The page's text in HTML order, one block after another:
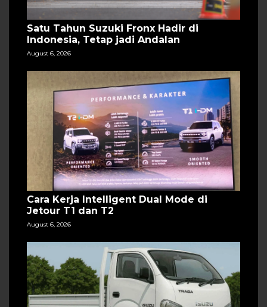
Satu Tahun Suzuki Fronx Hadir di
Indonesia, Tetap jadi Andalan
August 6, 2026
Cara Kerja Intelligent Dual Mode di
Jetour T1 dan T2
August 6, 2026